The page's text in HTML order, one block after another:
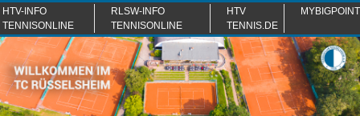
Zum
Inhalt
springen
HTV-INFO
TENNISONLINE
RLSW-INFO
TENNISONLINE
HTV
TENNIS.DE
MYBIGPOINT